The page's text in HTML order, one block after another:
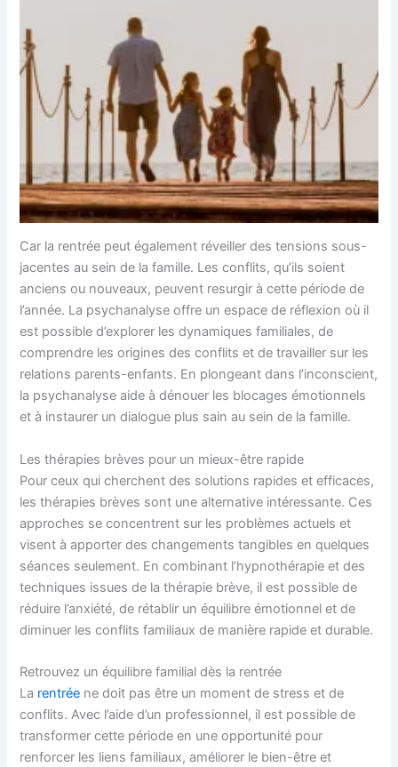
Car la rentrée peut également réveiller des tensions sous-
jacentes au sein de la famille. Les conflits, qu’ils soient
anciens ou nouveaux, peuvent resurgir à cette période de
l’année. La psychanalyse offre un espace de réflexion où il
est possible d’explorer les dynamiques familiales, de
comprendre les origines des conflits et de travailler sur les
relations parents-enfants. En plongeant dans l’inconscient,
la psychanalyse aide à dénouer les blocages émotionnels
et à instaurer un dialogue plus sain au sein de la famille.
Les thérapies brèves pour un mieux-être rapide
Pour ceux qui cherchent des solutions rapides et efficaces,
les thérapies brèves sont une alternative intéressante. Ces
approches se concentrent sur les problèmes actuels et
visent à apporter des changements tangibles en quelques
séances seulement. En combinant l’hypnothérapie et des
techniques issues de la thérapie brève, il est possible de
réduire l’anxiété, de rétablir un équilibre émotionnel et de
diminuer les conflits familiaux de manière rapide et durable.
Retrouvez un équilibre familial dès la rentrée
La rentrée ne doit pas être un moment de stress et de
conflits. Avec l’aide d’un professionnel, il est possible de
transformer cette période en une opportunité pour
renforcer les liens familiaux, améliorer le bien-être et